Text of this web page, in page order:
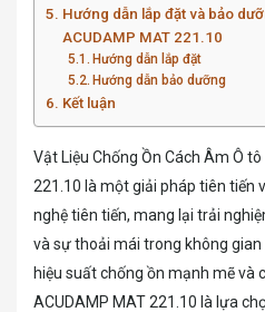
Hướng dẫn lắp đặt và bảo
ACUDAMP MAT 221.10
Hướng dẫn lắp đặt
Hướng dẫn bảo dưỡng
Kết luận
Vật Liệu Chống Ồn Cách Âm Ô
221.10 là một giải pháp tiên tiến
nghệ tiên tiến, mang lại trải
và sự thoải mái trong không gian
hiệu suất chống ồn mạnh mẽ và
ACUDAMP MAT 221.10 là lựa